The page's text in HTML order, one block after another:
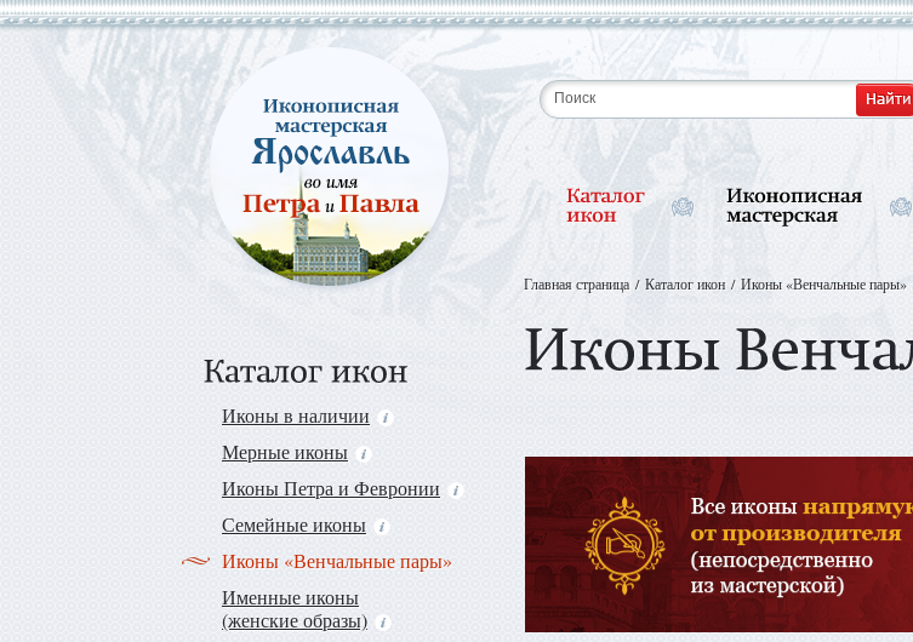
Иконы в наличии
Мерные иконы
Иконы Петра и Февронии
Семейные иконы
Иконы «Венчальные пары»
Именные иконы
(женские образы)
Главная страница Каталог икон Иконы «Венчальные пары»